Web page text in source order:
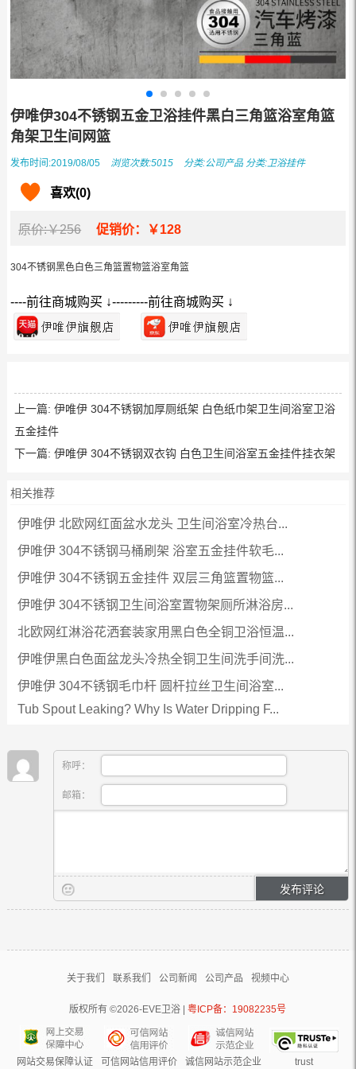
伊唯伊304不锈钢五金卫浴挂件黑白三角篮浴室角篮
角架卫生间网篮
发布时间:2019/08/05 浏览次数:5015 分类:公司产品 分类:卫浴挂件
喜欢(0)
原价:￥256 促销价：￥128
304不锈钢黑色白色三角篮置物篮浴室角篮
----前往商城购买 ↓---------前往商城购买 ↓
上一篇: 伊唯伊 304不锈钢加厚厕纸架 白色纸巾架卫生间浴室卫浴
五金挂件
下一篇: 伊唯伊 304不锈钢双衣钩 白色卫生间浴室五金挂件挂衣架
相关推荐
伊唯伊 北欧网红面盆水龙头 卫生间浴室冷热台...
伊唯伊 304不锈钢马桶刷架 浴室五金挂件软毛...
伊唯伊 304不锈钢五金挂件 双层三角篮置物篮...
伊唯伊 304不锈钢卫生间浴室置物架厕所淋浴房...
北欧网红淋浴花洒套装家用黑白色全铜卫浴恒温...
伊唯伊黑白色面盆龙头冷热全铜卫生间洗手间洗...
伊唯伊 304不锈钢毛巾杆 圆杆拉丝卫生间浴室...
Tub Spout Leaking? Why Is Water Dripping F...
称呼：
邮箱：
关于我们 联系我们 公司新闻 公司产品 视频中心
版权所有 ©2026-EVE卫浴 |粤ICP备：19082235号
网站交易保障认证 可信网站信用评价 诚信网站示范企业 trust